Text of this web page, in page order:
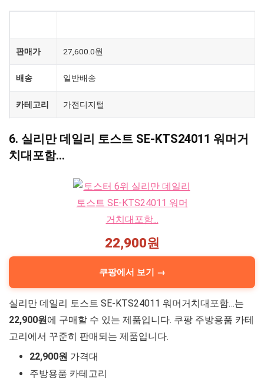
판매가 27,600.0원
배송 일반배송
카테고리 가전디지털
6. 실리만 데일리 토스트 SE-KTS24011 워머거
치대포함…
22,900원
쿠팡에서 보기 →
실리만 데일리 토스트 SE-KTS24011 워머거치대포함…는
22,900원에 구매할 수 있는 제품입니다. 쿠팡 주방용품 카테
고리에서 꾸준히 판매되는 제품입니다.
22,900원 가격대
주방용품 카테고리